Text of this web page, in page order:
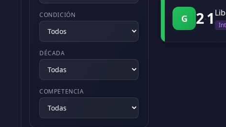
CONDICIÓN
DÉCADA
COMPETENCIA
G 2-1